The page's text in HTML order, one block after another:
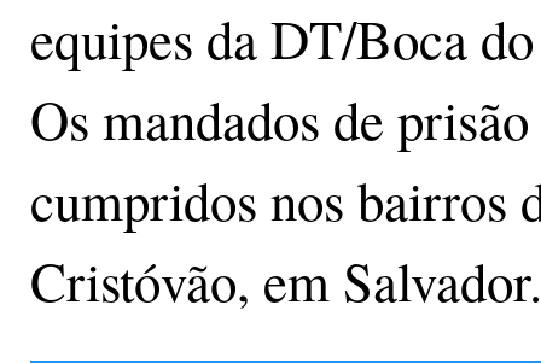
equipes da DT/Boca
Os mandados de
cumpridos nos bairros
Cristóvão, em Salvador.